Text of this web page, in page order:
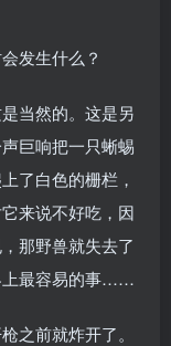
发生什么？
当然的。这是另
巨响把一只蜥蜴
了白色的栅栏，
来说不好吃，因
那野兽就失去了
上最容易的事……
之前就炸开了。